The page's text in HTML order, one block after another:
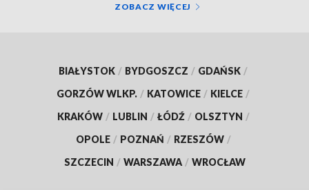
ZOBACZ WIĘCEJ
BIAŁYSTOK / BYDGOSZCZ / GDAŃSK /
GORZÓW WLKP. / KATOWICE / KIELCE /
KRAKÓW / LUBLIN / ŁÓDŹ / OLSZTYN /
OPOLE / POZNAŃ / RZESZÓW /
SZCZECIN / WARSZAWA / WROCŁAW